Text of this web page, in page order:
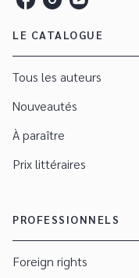
LE CATALOGUE
Tous les auteurs
Nouveautés
À paraître
Prix littéraires
PROFESSIONNELS
Foreign rights